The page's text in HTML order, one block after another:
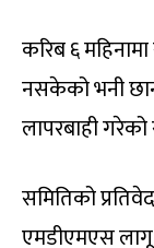
करिब ६
नसकेको भनी
लापरबाही
समितिको
एमडीएमएस